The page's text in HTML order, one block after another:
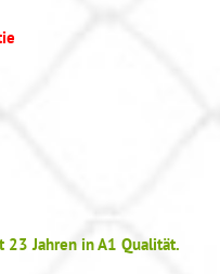
Jahren in A1 Qualität.